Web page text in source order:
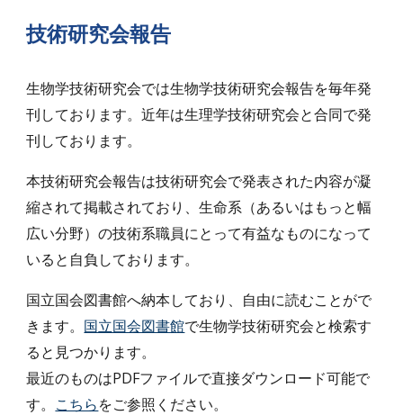
技術研究会報告
生物学技術研究会では生物学技術研究会報告を毎年発
刊しております。近年は生理学技術研究会と合同で発
刊しております。
本技術研究会報告は技術研究会で発表された内容が凝
縮されて掲載されており、生命系（あるいはもっと幅
広い分野）の技術系職員にとって有益なものになって
いると自負しております。
国立国会図書館へ納本しており、自由に読むことがで
きます。 国立国会図書館で生物学技術研究会と検索す
ると見つかります。
最近のものはPDFファイルで直接ダウンロード可能で
す。 こちらをご参照ください。